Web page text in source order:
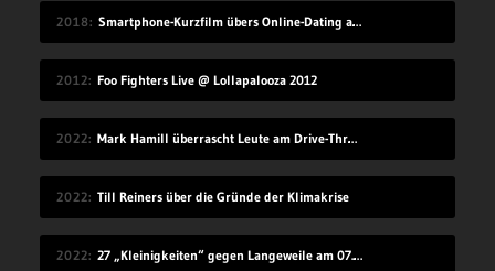
2018 Smartphone-Kurzfilm übers Online-Dating auf Zugreise
2012 Foo Fighters Live @ Lollapalooza 2012
2022 Mark Hamill überrascht Leute am Drive-Thru-Schalter
2022 Till Reiners über die Gründe der Klimakrise
2022 27 „Kleinigkeiten“ gegen Langeweile am 07.08.2022